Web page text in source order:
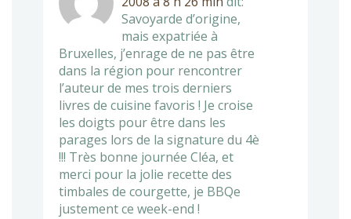
Savoyarde d’origine,
mais expatriée à
Bruxelles, j’enrage de ne pas être
dans la région pour rencontrer
l’auteur de mes trois derniers
livres de cuisine favoris ! Je croise
les doigts pour être dans les
parages lors de la signature du 4è
!!! Très bonne journée Cléa, et
merci pour la jolie recette des
timbales de courgette, je BBQe
justement ce week-end !